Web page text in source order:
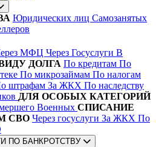
Юридических лиц Самозанятых
МФЦ Через Госуслуги В
ДОЛГА По кредитам По
По микрозаймам По налогам
штрафам За ЖКХ По наследству
ДЛЯ ОСОБЫХ КАТЕГОРИЙ
Военных СПИСАНИЕ
СВО Через госуслуги За ЖКХ По
ПО БАНКРОТСТВУ